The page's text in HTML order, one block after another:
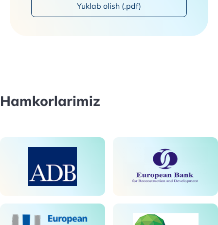
Yuklab olish (.pdf)
Hamkorlarimiz